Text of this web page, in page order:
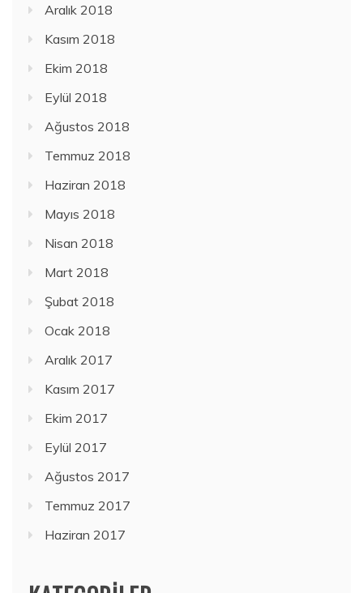
Aralık 2018
Kasım 2018
Ekim 2018
Eylül 2018
Ağustos 2018
Temmuz 2018
Haziran 2018
Mayıs 2018
Nisan 2018
Mart 2018
Şubat 2018
Ocak 2018
Aralık 2017
Kasım 2017
Ekim 2017
Eylül 2017
Ağustos 2017
Temmuz 2017
Haziran 2017